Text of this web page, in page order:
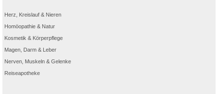
Herz, Kreislauf & Nieren
Homöopathie & Natur
Kosmetik & Körperpflege
Magen, Darm & Leber
Nerven, Muskeln & Gelenke
Reiseapotheke